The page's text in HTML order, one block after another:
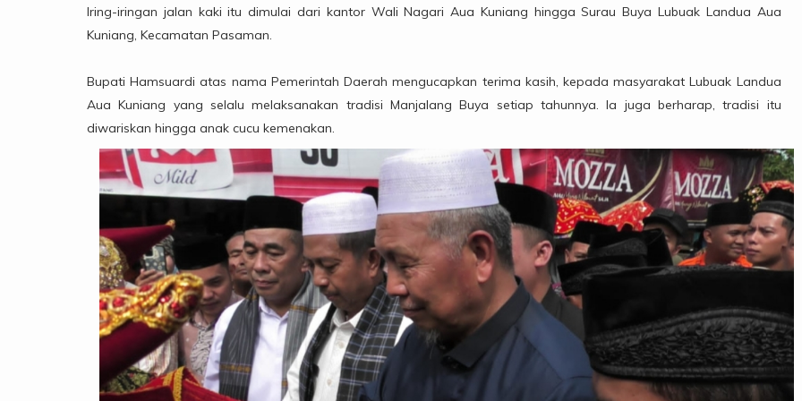
Iring-iringan jalan kaki itu dimulai dari kantor Wali Nagari Aua Kuniang hingga Surau Buya Lubuak Landua Aua
Kuniang, Kecamatan Pasaman.
Bupati Hamsuardi atas nama Pemerintah Daerah mengucapkan terima kasih, kepada masyarakat Lubuak Landua
Aua Kuniang yang selalu melaksanakan tradisi Manjalang Buya setiap tahunnya. Ia juga berharap, tradisi itu
diwariskan hingga anak cucu kemenakan.